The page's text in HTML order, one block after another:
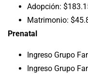
Adopción:
Matrimonio:
Prenatal
Ingreso Grupo
Ingreso Grupo